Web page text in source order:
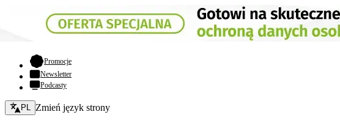
Promocje- otwiera się w nowej karcie
Newsletter
Podcasty
Zmień język - bieżący:
PL Zmień język strony